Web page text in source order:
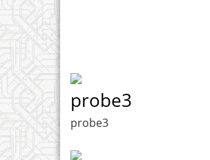
probe3
probe3